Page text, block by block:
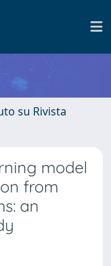
su Rivista
model
from
an